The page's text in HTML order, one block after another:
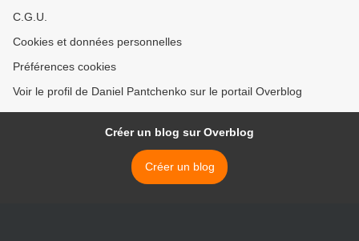
C.G.U.
Cookies et données personnelles
Préférences cookies
Voir le profil de Daniel Pantchenko sur le portail Overblog
Créer un blog sur Overblog
Créer un blog